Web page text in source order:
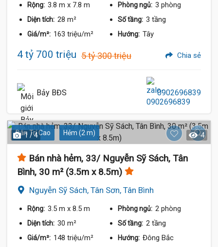
Rộng: 3.8 m x 7.8 m Phòng ngủ: 3 phòng
Diện tích: 28 m² Số tầng: 3 tầng
Giá/m²: 163 triệu/m² Hướng: Tây
4 tỷ 700 triệu 5 tỷ 300 triệu Chia sẻ
Bảy BĐS 0902696839
Dân Trí Cao Hẻm (2 m)
1 / 4 4
Bán nhà hẻm, 33/ Nguyễn Sỹ Sách, Tân
Bình, 30 m² (3.5m x 8.5m)
Nguyễn Sỹ Sách, Tân Sơn, Tân Bình
Rộng: 3.5 m x 8.5 m Phòng ngủ: 2 phòng
Diện tích: 30 m² Số tầng: 2 tầng
Giá/m²: 148 triệu/m² Hướng: Đông Bắc